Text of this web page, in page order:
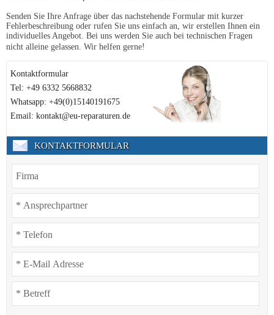
Senden Sie Ihre Anfrage über das nachstehende Formular mit kurzer
Fehlerbeschreibung oder rufen Sie uns einfach an, wir erstellen Ihnen ein
individuelles Angebot. Bei uns werden Sie auch bei technischen Fragen
nicht alleine gelassen. Wir helfen gerne!
Kontaktformular
Tel: +49 6332 5668832
Whatsapp: +49(0)15140191675
Email: kontakt@eu-reparaturen.de
KONTAKTFORMULAR